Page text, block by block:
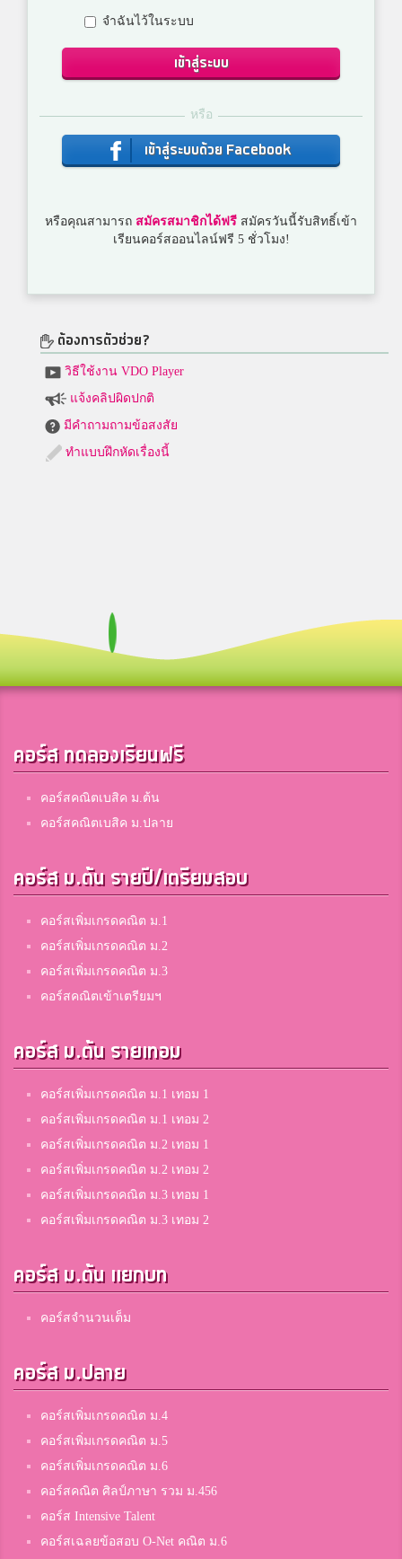
จำฉันไว้ในระบบ
เข้าสู่ระบบ
หรือ
เข้าสู่ระบบด้วย Facebook
หรือคุณสามารถ สมัครสมาชิกได้ฟรี สมัครวันนี้รับสิทธิ์เข้า
เรียนคอร์สออนไลน์ฟรี 5 ชั่วโมง!
ต้องการตัวช่วย?
วิธีใช้งาน VDO Player
แจ้งคลิปผิดปกติ
มีคำถามถามข้อสงสัย
ทำแบบฝึกหัดเรื่องนี้
คอร์ส ทดลองเรียนฟรี
คอร์สคณิตเบสิค ม.ต้น
คอร์สคณิตเบสิค ม.ปลาย
คอร์ส ม.ต้น รายปี/เตรียมสอบ
คอร์สเพิ่มเกรดคณิต ม.1
คอร์สเพิ่มเกรดคณิต ม.2
คอร์สเพิ่มเกรดคณิต ม.3
คอร์สคณิตเข้าเตรียมฯ
คอร์ส ม.ต้น รายเทอม
คอร์สเพิ่มเกรดคณิต ม.1 เทอม 1
คอร์สเพิ่มเกรดคณิต ม.1 เทอม 2
คอร์สเพิ่มเกรดคณิต ม.2 เทอม 1
คอร์สเพิ่มเกรดคณิต ม.2 เทอม 2
คอร์สเพิ่มเกรดคณิต ม.3 เทอม 1
คอร์สเพิ่มเกรดคณิต ม.3 เทอม 2
คอร์ส ม.ต้น แยกบท
คอร์สจำนวนเต็ม
คอร์ส ม.ปลาย
คอร์สเพิ่มเกรดคณิต ม.4
คอร์สเพิ่มเกรดคณิต ม.5
คอร์สเพิ่มเกรดคณิต ม.6
คอร์สคณิต ศิลป์ภาษา รวม ม.456
คอร์ส Intensive Talent
คอร์สเฉลยข้อสอบ O-Net คณิต ม.6